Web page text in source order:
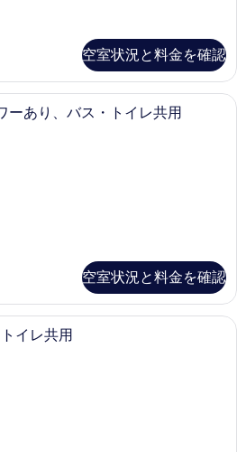
空室状況と料金を確認
[禁煙] ツインルーム シャワーあり、
ーあり、バス・トイレ共用
空室状況と料金を確認
イレ共用